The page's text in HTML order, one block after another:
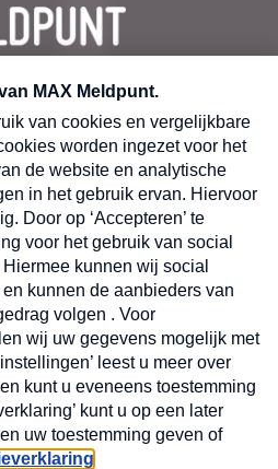
ons op
X
op de MAX
Elke maandag en